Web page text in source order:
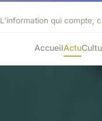
L'information qui compte,
AccueilActu